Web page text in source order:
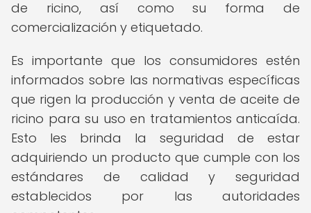
de ricino, así como su forma de
comercialización y etiquetado.
Es importante que los consumidores estén
informados sobre las normativas específicas
que rigen la producción y venta de aceite de
ricino para su uso en tratamientos anticaída.
Esto les brinda la seguridad de estar
adquiriendo un producto que cumple con los
estándares de calidad y seguridad
establecidos por las autoridades